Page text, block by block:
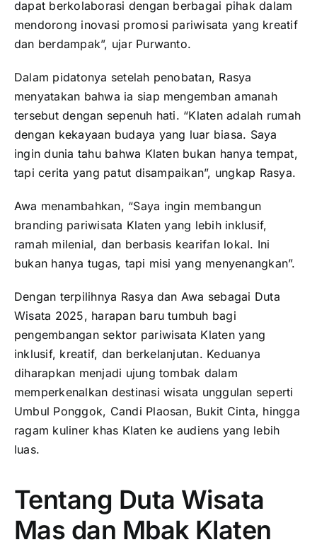
dapat berkolaborasi dengan berbagai pihak dalam
mendorong inovasi promosi pariwisata yang kreatif
dan berdampak”, ujar Purwanto.
Dalam pidatonya setelah penobatan, Rasya
menyatakan bahwa ia siap mengemban amanah
tersebut dengan sepenuh hati. “Klaten adalah rumah
dengan kekayaan budaya yang luar biasa. Saya
ingin dunia tahu bahwa Klaten bukan hanya tempat,
tapi cerita yang patut disampaikan”, ungkap Rasya.
Awa menambahkan, “Saya ingin membangun
branding pariwisata Klaten yang lebih inklusif,
ramah milenial, dan berbasis kearifan lokal. Ini
bukan hanya tugas, tapi misi yang menyenangkan”.
Dengan terpilihnya Rasya dan Awa sebagai Duta
Wisata 2025, harapan baru tumbuh bagi
pengembangan sektor pariwisata Klaten yang
inklusif, kreatif, dan berkelanjutan. Keduanya
diharapkan menjadi ujung tombak dalam
memperkenalkan destinasi wisata unggulan seperti
Umbul Ponggok, Candi Plaosan, Bukit Cinta, hingga
ragam kuliner khas Klaten ke audiens yang lebih
luas.
Tentang Duta Wisata
Mas dan Mbak Klaten